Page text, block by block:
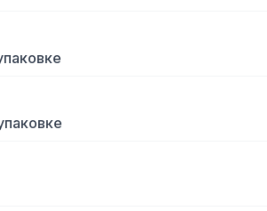
запорный клапан
опоры